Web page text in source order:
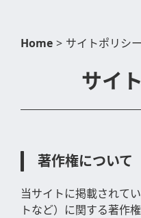
Home > サイトポリシー
サイ
著作権について
当サイトに掲載されて
トなど）に関する著作